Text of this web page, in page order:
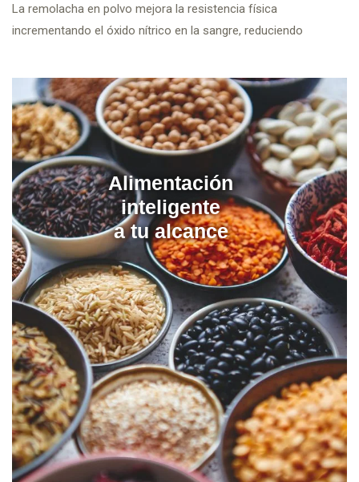
La remolacha en polvo mejora la resistencia física
incrementando el óxido nítrico en la sangre, reduciendo
Alimentación
inteligente
a tu alcance